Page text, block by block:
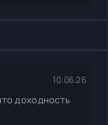
10.06.26
доходность